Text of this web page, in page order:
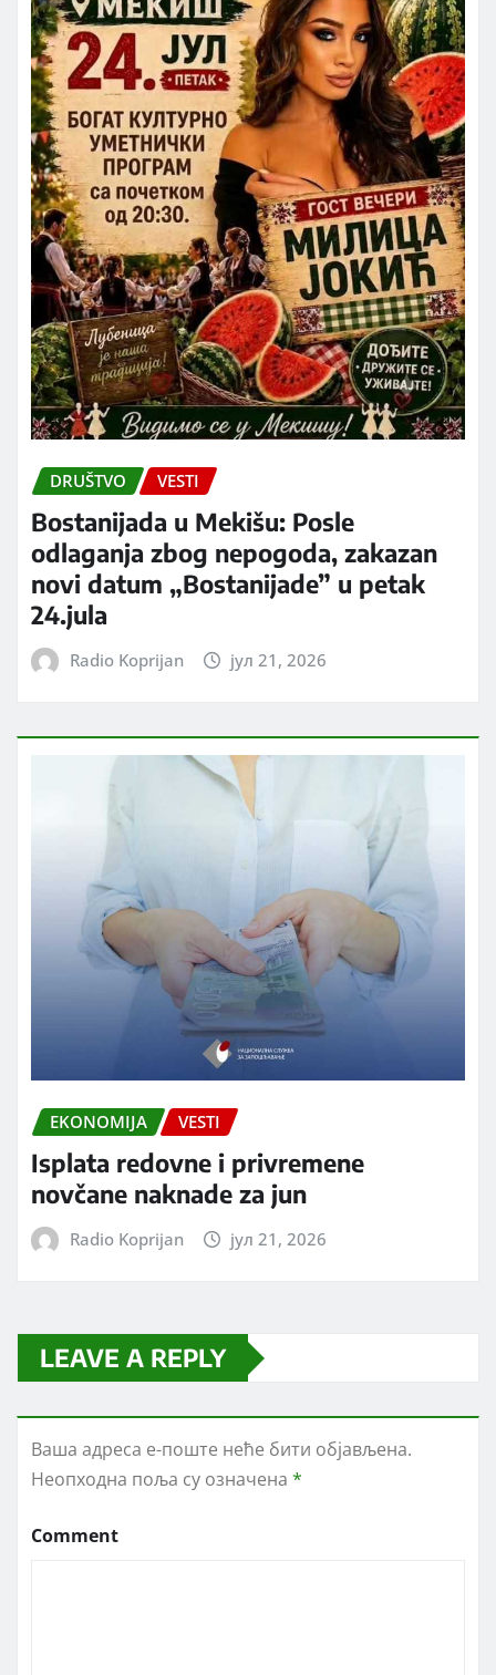
DRUŠTVO VESTI
Bostanijada u Mekišu: Posle
odlaganja zbog nepogoda, zakazan
novi datum „Bostanijade” u petak
24.jula
Radio Koprijan јул 21, 2026
EKONOMIJA VESTI
Isplata redovne i privremene
novčane naknade za jun
Radio Koprijan јул 21, 2026
LEAVE A REPLY
Ваша адреса е-поште неће бити објављена.
Неопходна поља су означена *
Comment